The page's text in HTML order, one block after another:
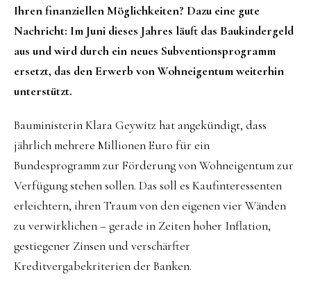
Ihren finanziellen Möglichkeiten? Dazu eine gute
Nachricht: Im Juni dieses Jahres läuft das Baukindergeld
aus und wird durch ein neues Subventionsprogramm
ersetzt, das den Erwerb von Wohneigentum weiterhin
unterstützt.
Bauministerin Klara Geywitz hat angekündigt, dass
jährlich mehrere Millionen Euro für ein
Bundesprogramm zur Förderung von Wohneigentum zur
Verfügung stehen sollen. Das soll es Kaufinteressenten
erleichtern, ihren Traum von den eigenen vier Wänden
zu verwirklichen – gerade in Zeiten hoher Inflation,
gestiegener Zinsen und verschärfter
Kreditvergabekriterien der Banken.